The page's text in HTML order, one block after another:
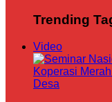
Trending
Video